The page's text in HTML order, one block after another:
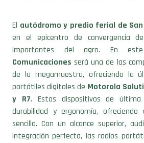
El autódromo y predio ferial de San
en el epicentro de convergencia
importantes del agro. En
Comunicaciones será una de las
de la megamuestra, ofreciendo la
portátiles digitales de Motorola
y R7. Estos dispositivos de última
durabilidad y ergonomía,
sencillo. Con un alcance superior,
integración perfecta, las radios